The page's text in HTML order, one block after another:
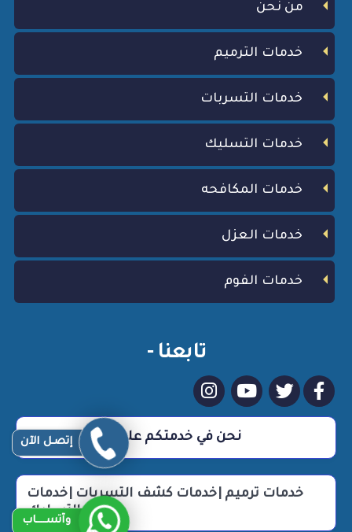
من نحن
خدمات الترميم
خدمات التسربات
خدمات التسليك
خدمات المكافحه
خدمات العزل
خدمات الفوم
تابعنا -
نحن في خدمتكم علي مدار 24 ساعة
خدمات ترميم |خدمات كشف التسربات |خدمات
التسليك
إتصـل الآن
وآتســــاب